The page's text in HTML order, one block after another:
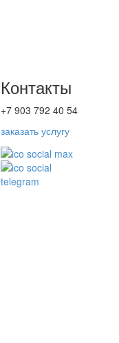
Контакты
+7 903 792 40 54
заказать услугу